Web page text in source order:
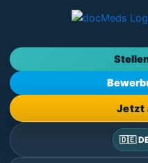
Jetzt
🇩🇪